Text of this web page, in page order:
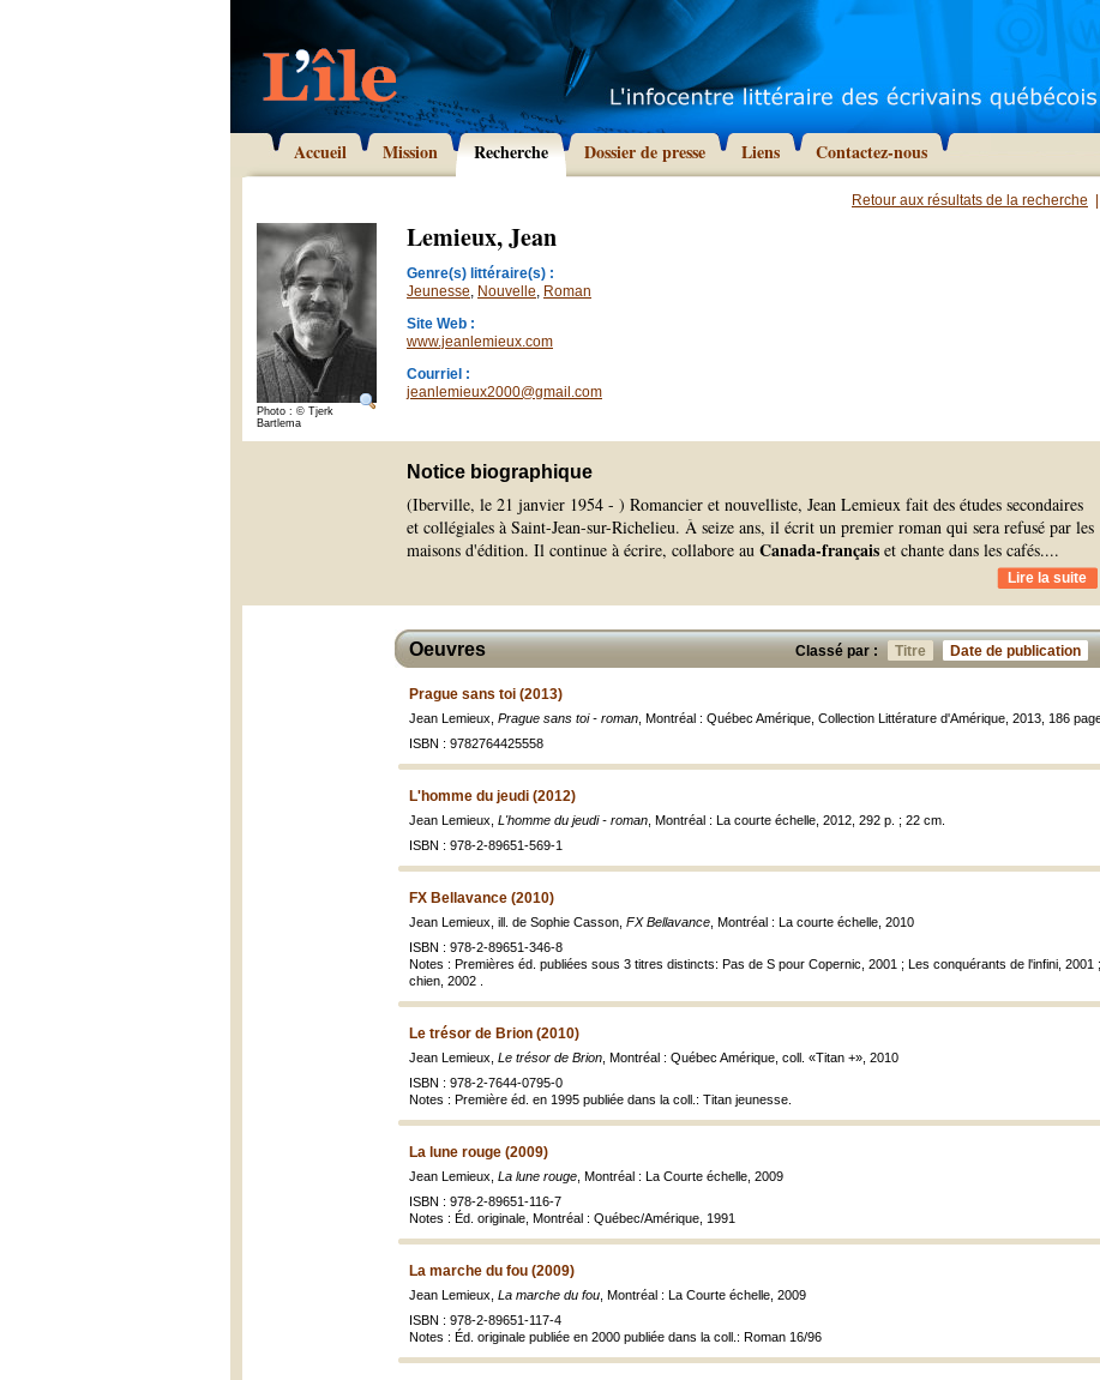
Accueil Mission Recherche Dossier de presse Liens Contactez-nous
Retour aux résultats de la recherche
Photo : © Tjerk
Bartlema
Lemieux, Jean
Genre(s) littéraire(s) :
Jeunesse, Nouvelle, Roman
Site Web :
www.jeanlemieux.com
Courriel :
jeanlemieux2000@gmail.com
Notice biographique
(Iberville, le 21 janvier 1954 - ) Romancier et nouvelliste, Jean Lemieux fait des études secondaires
et collégiales à Saint-Jean-sur-Richelieu. À seize ans, il écrit un premier roman qui sera refusé par les
maisons d'édition. Il continue à écrire, collabore au Canada-français et chante dans les cafés....
Lire la suite
Classé par : Titre Date de publication
Oeuvres
Prague sans toi (2013)
Jean Lemieux, Prague sans toi - roman , Montréal : Québec Amérique, Collection Littérature d'Amérique, 2013, 186
ISBN : 9782764425558
L'homme du jeudi (2012)
Jean Lemieux, L'homme du jeudi - roman , Montréal : La courte échelle, 2012, 292 p. ; 22 cm.
ISBN : 978-2-89651-569-1
FX Bellavance (2010)
Jean Lemieux, ill. de Sophie Casson, FX Bellavance , Montréal : La courte échelle, 2010
ISBN : 978-2-89651-346-8
Notes : Premières éd. publiées sous 3 titres distincts: Pas de S pour Copernic, 2001 ; Les conquérants de l'infini,
chien, 2002 .
Le trésor de Brion (2010)
Jean Lemieux, Le trésor de Brion , Montréal : Québec Amérique, coll. «Titan +», 2010
ISBN : 978-2-7644-0795-0
Notes : Première éd. en 1995 publiée dans la coll.: Titan jeunesse.
La lune rouge (2009)
Jean Lemieux, La lune rouge , Montréal : La Courte échelle, 2009
ISBN : 978-2-89651-116-7
Notes : Éd. originale, Montréal : Québec/Amérique, 1991
La marche du fou (2009)
Jean Lemieux, La marche du fou , Montréal : La Courte échelle, 2009
ISBN : 978-2-89651-117-4
Notes : Éd. originale publiée en 2000 publiée dans la coll.: Roman 16/96